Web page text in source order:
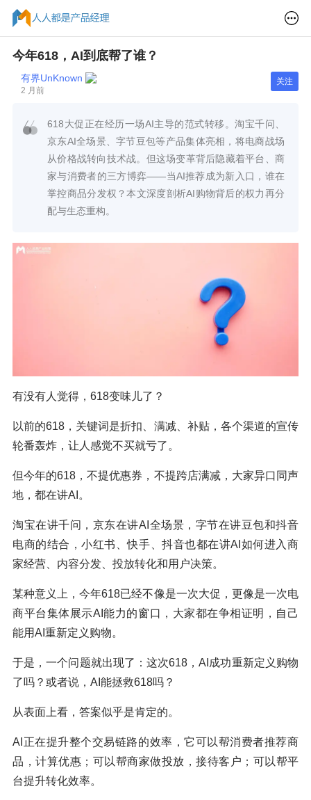
今年618，AI到底帮了谁？
有界UnKnown
2 月前
关注
618大促正在经历一场AI主导的范式转移。淘宝千问、
京东AI全场景、字节豆包等产品集体亮相，将电商战场
从价格战转向技术战。但这场变革背后隐藏着平台、商
家与消费者的三方博弈——当AI推荐成为新入口，谁在
掌控商品分发权？本文深度剖析AI购物背后的权力再分
配与生态重构。
有没有人觉得，618变味儿了？
以前的618，关键词是折扣、满减、补贴，各个渠道的宣传
轮番轰炸，让人感觉不买就亏了。
但今年的618，不提优惠券，不提跨店满减，大家异口同声
地，都在讲AI。
淘宝在讲千问，京东在讲AI全场景，字节在讲豆包和抖音
电商的结合，小红书、快手、抖音也都在讲AI如何进入商
家经营、内容分发、投放转化和用户决策。
某种意义上，今年618已经不像是一次大促，更像是一次电
商平台集体展示AI能力的窗口，大家都在争相证明，自己
能用AI重新定义购物。
于是，一个问题就出现了：这次618，AI成功重新定义购物
了吗？或者说，AI能拯救618吗？
从表面上看，答案似乎是肯定的。
AI正在提升整个交易链路的效率，它可以帮消费者推荐商
品，计算优惠；可以帮商家做投放，接待客户；可以帮平
台提升转化效率。